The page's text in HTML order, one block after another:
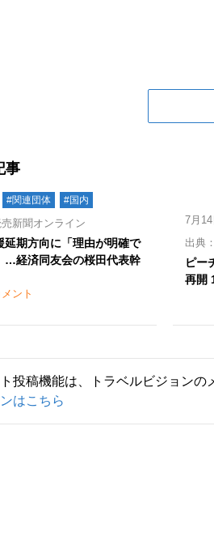
事
#関連団体 #国内
新聞オンライン
延期方向に「理由が明確で
…経済同友会の桜田代表幹
ント
7月14
出典
ピー
再開
投稿機能は、トラベルビジョンの
はこちら